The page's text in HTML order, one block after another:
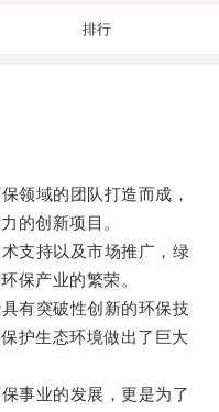
排行
域的团队打造而成，
的创新项目。
支持以及市场推广，绿
保产业的繁荣。
有突破性创新的环保技
护生态环境做出了巨大
业的发展，更是为了